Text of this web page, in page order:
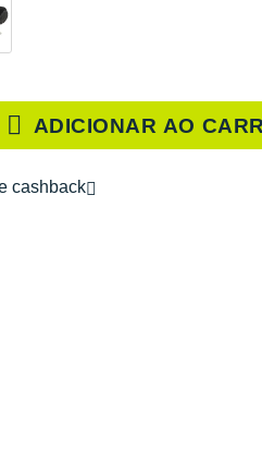
ADICIONAR AO
cashback